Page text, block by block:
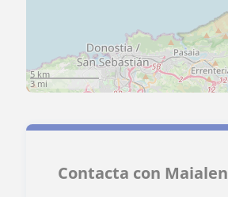
5 km
3 mi
Contacta con Maialen